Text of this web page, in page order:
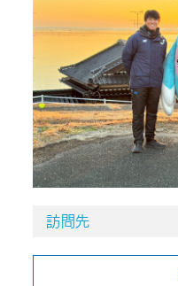
訪問先